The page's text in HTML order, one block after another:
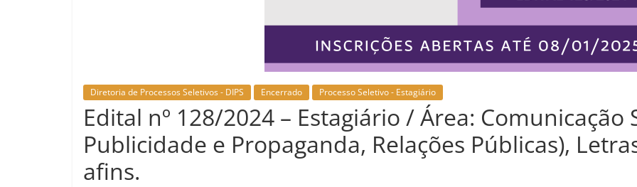
Diretoria de Processos Seletivos - DIPS Encerrado Processo Seletivo - Estagiário
Edital nº 128/2024 – Estagiário / Área: Comunicação
Publicidade e Propaganda, Relações Públicas),
afins.